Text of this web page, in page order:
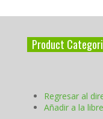
Product
Regresar al
Añadir a la